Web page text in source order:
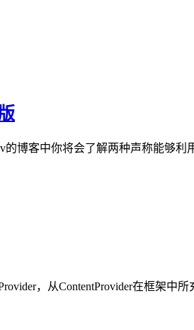
的博客中你将会了解两种声称能够
，从ContentProvider在框架中所